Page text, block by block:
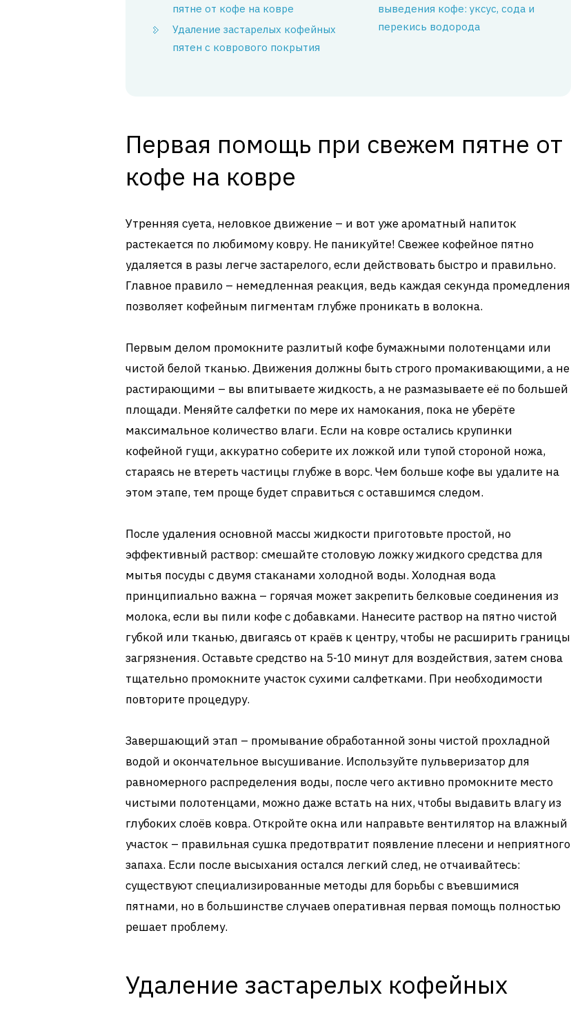
пятне от кофе на ковре
Удаление застарелых кофейных
пятен с коврового покрытия
выведения кофе: уксус, сода и
перекись водорода
Первая помощь при свежем пятне от
кофе на ковре
Утренняя суета, неловкое движение – и вот уже ароматный напиток
растекается по любимому ковру. Не паникуйте! Свежее кофейное пятно
удаляется в разы легче застарелого, если действовать быстро и правильно.
Главное правило – немедленная реакция, ведь каждая секунда промедления
позволяет кофейным пигментам глубже проникать в волокна.
Первым делом промокните разлитый кофе бумажными полотенцами или
чистой белой тканью. Движения должны быть строго промакивающими, а не
растирающими – вы впитываете жидкость, а не размазываете её по большей
площади. Меняйте салфетки по мере их намокания, пока не уберёте
максимальное количество влаги. Если на ковре остались крупинки
кофейной гущи, аккуратно соберите их ложкой или тупой стороной ножа,
стараясь не втереть частицы глубже в ворс. Чем больше кофе вы удалите на
этом этапе, тем проще будет справиться с оставшимся следом.
После удаления основной массы жидкости приготовьте простой, но
эффективный раствор: смешайте столовую ложку жидкого средства для
мытья посуды с двумя стаканами холодной воды. Холодная вода
принципиально важна – горячая может закрепить белковые соединения из
молока, если вы пили кофе с добавками. Нанесите раствор на пятно чистой
губкой или тканью, двигаясь от краёв к центру, чтобы не расширить границы
загрязнения. Оставьте средство на 5-10 минут для воздействия, затем снова
тщательно промокните участок сухими салфетками. При необходимости
повторите процедуру.
Завершающий этап – промывание обработанной зоны чистой прохладной
водой и окончательное высушивание. Используйте пульверизатор для
равномерного распределения воды, после чего активно промокните место
чистыми полотенцами, можно даже встать на них, чтобы выдавить влагу из
глубоких слоёв ковра. Откройте окна или направьте вентилятор на влажный
участок – правильная сушка предотвратит появление плесени и неприятного
запаха. Если после высыхания остался легкий след, не отчаивайтесь:
существуют специализированные методы для борьбы с въевшимися
пятнами, но в большинстве случаев оперативная первая помощь полностью
решает проблему.
Удаление застарелых кофейных